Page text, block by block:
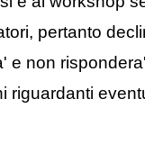
pertanto
e non
riguardanti